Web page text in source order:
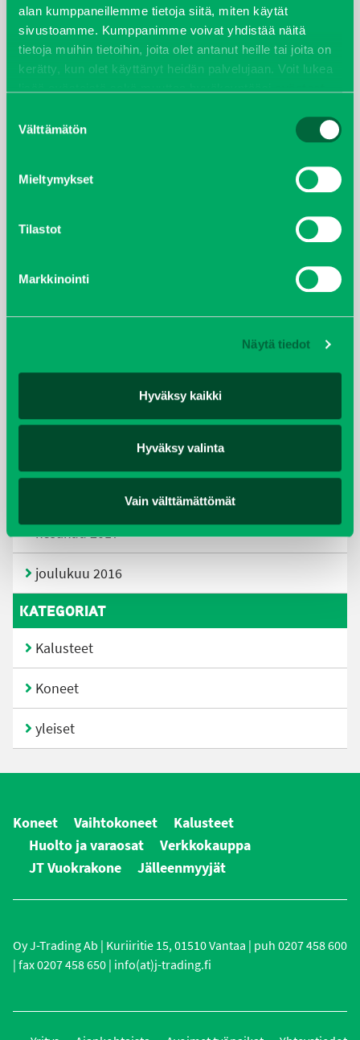
alan kumppaneillemme tietoja siitä, miten käytät
sivustoamme. Kumppanimme voivat yhdistää näitä
tietoja muihin tietoihin, joita olet antanut heille tai joita on
kerätty, kun olet käyttänyt heidän palvelujaan. Voit lukea
valinta
Välttämätön
Mieltymykset
Tilastot
Markkinointi
Näytä tiedot
Hyväksy kaikki
Hyväksy valinta
Vain välttämättömät
helmikuu 2022
joulukuu 2021
lokakuu 2021
kesäkuu 2021
tammikuu 2021
elokuu 2018
kesäkuu 2017
joulukuu 2016
KATEGORIAT
Kalusteet
Koneet
yleiset
Koneet Vaihtokoneet
Kalusteet
Huolto ja varaosat
Verkkokauppa
JT Vuokrakone
Jälleenmyyjät
Oy J-Trading Ab | Kuriiritie 15, 01510 Vantaa | puh 0207 458 600
| fax 0207 458 650 | info(at)j-trading.fi